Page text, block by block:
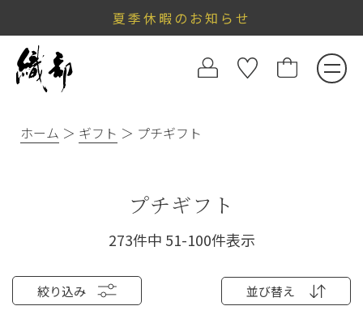
夏季休暇のお知らせ
ホーム ギフト プチギフト
プチギフト
絞り込み 並び替え
273件中 51-100件表示